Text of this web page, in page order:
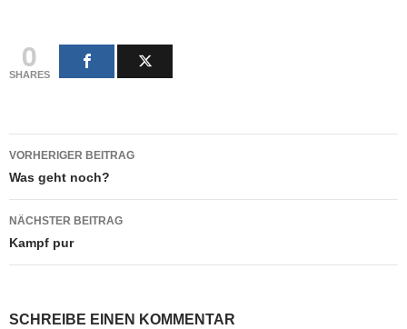
0
SHARES
Beitragsnavigation
VORHERIGER BEITRAG
Was geht noch?
NÄCHSTER BEITRAG
Kampf pur
SCHREIBE EINEN KOMMENTAR